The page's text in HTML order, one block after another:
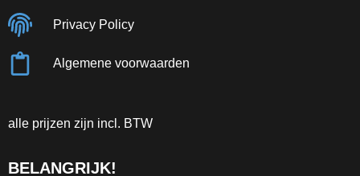
Privacy Policy
Algemene voorwaarden
alle prijzen zijn incl. BTW
BELANGRIJK!